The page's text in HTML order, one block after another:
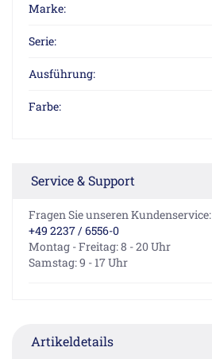
Marke:
Serie:
Ausführung:
Farbe:
Service & Support
Fragen Sie unseren Kundenservice:
+49 2237 / 6556-0
Montag - Freitag: 8 - 20 Uhr
Samstag: 9 - 17 Uhr
Artikeldetails